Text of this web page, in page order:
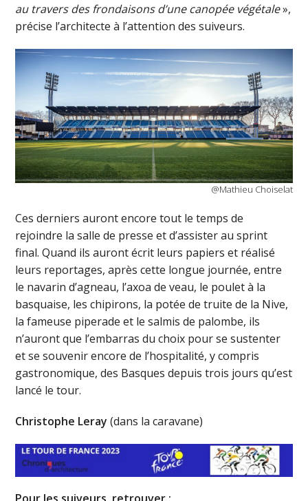
au travers des frondaisons d’une canopée végétale»,
précise l’architecte à l’attention des suiveurs.
@Mathieu Choiselat
Ces derniers auront encore tout le temps de
rejoindre la salle de presse et d’assister au sprint
final. Quand ils auront écrit leurs papiers et réalisé
leurs reportages, après cette longue journée, entre
le navarin d’agneau, l’axoa de veau, le poulet à la
basquaise, les chipirons, la potée de truite de la Nive,
la fameuse piperade et le salmis de palombe, ils
n’auront que l’embarras du choix pour se sustenter
et se souvenir encore de l’hospitalité, y compris
gastronomique, des Basques depuis trois jours qu’est
lancé le tour.
Christophe Leray(dans la caravane)